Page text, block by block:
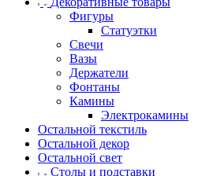
Фигуры
Статуэтки
Свечи
Вазы
Держатели
Фонтаны
Камины
Электрокамины
Остальной текстиль
Остальной декор
Остальной свет
Столы и подставки